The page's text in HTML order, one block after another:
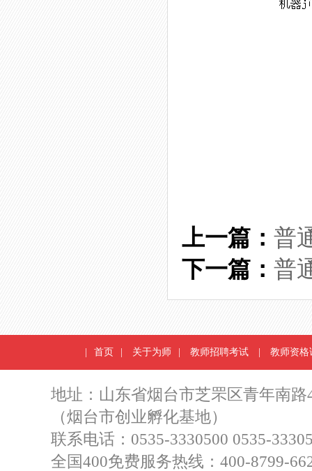
上一篇： 普
下一篇： 普
首页 关于为师 教师招聘考试 教师资格
地址：山东省烟台市芝罘区青年南路
（烟台市创业孵化基地）
联系电话：0535-3330500 0535-
全国400免费服务热线：400-8799-